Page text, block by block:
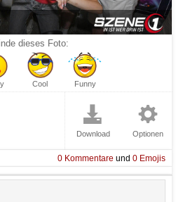
dieses Foto:
Cool Funny
Download
Optionen
0 Kommentare und 0 Emojis